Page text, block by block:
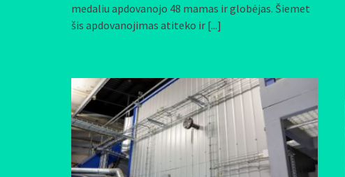
medaliu apdovanojo 48 mamas ir globėjas. Šiemet
šis apdovanojimas atiteko ir [...]